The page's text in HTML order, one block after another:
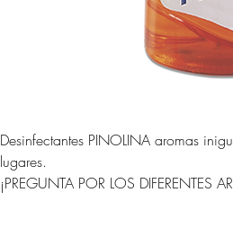
Desinfectantes PINOLINA aromas
lugares.
¡PREGUNTA POR LOS DIFERENTES